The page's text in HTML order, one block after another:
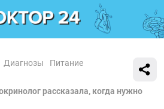
Диагнозы Питание
рассказала, когда нужно